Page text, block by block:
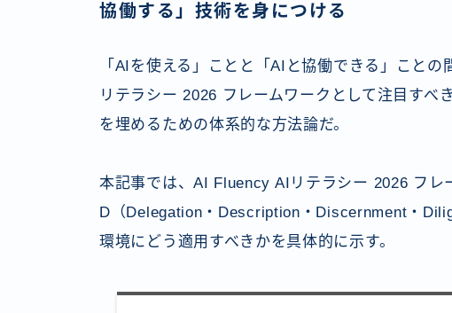
協働する」技術を身につける
「AIを使える」ことと「AIと協働できる」こと
リテラシー 2026 フレームワークとして注目すべ
を埋めるための体系的な方法論だ。
本記事では、AI Fluency AIリテラシー 2026 フレ
D（Delegation・Description・Discernment・
環境にどう適用すべきかを具体的に示す。